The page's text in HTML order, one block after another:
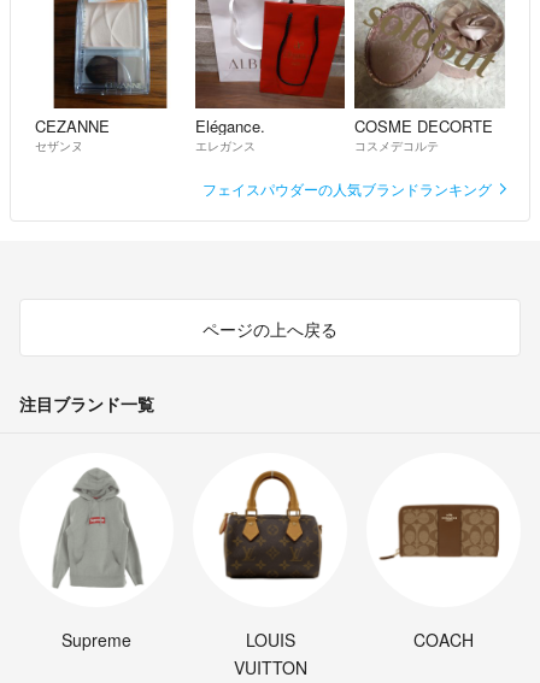
CEZANNE
セザンヌ
Elégance.
エレガンス
COSME DECORTE
コスメデコルテ
フェイスパウダーの人気ブランドランキング
ページの上へ戻る
注目ブランド一覧
Supreme
LOUIS
VUITTON
COACH